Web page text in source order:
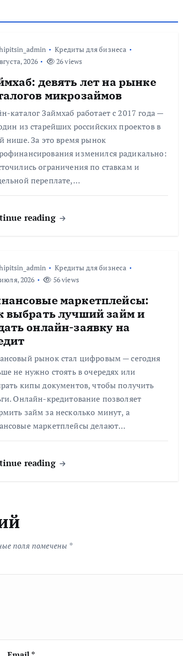
Кредиты для бизнеса
2026
26 views
девять лет на рынке
микрозаймов
каталог Займхаб работает с 2017 года —
из старейших российских проектов в
нише. За это время рынок
изменился радикально:
ограничения по ставкам и
переплате,…
reading
Кредиты для бизнеса
2026
56 views
маркетплейсы:
выбрать лучший займ и
онлайн-заявку на
рынок стал цифровым — сегодня
не нужно стоять в очередях или
кипы документов, чтобы получить
Онлайн-кредитование позволяет
займ за несколько минут, а
маркетплейсы делают…
reading
поля помечены *